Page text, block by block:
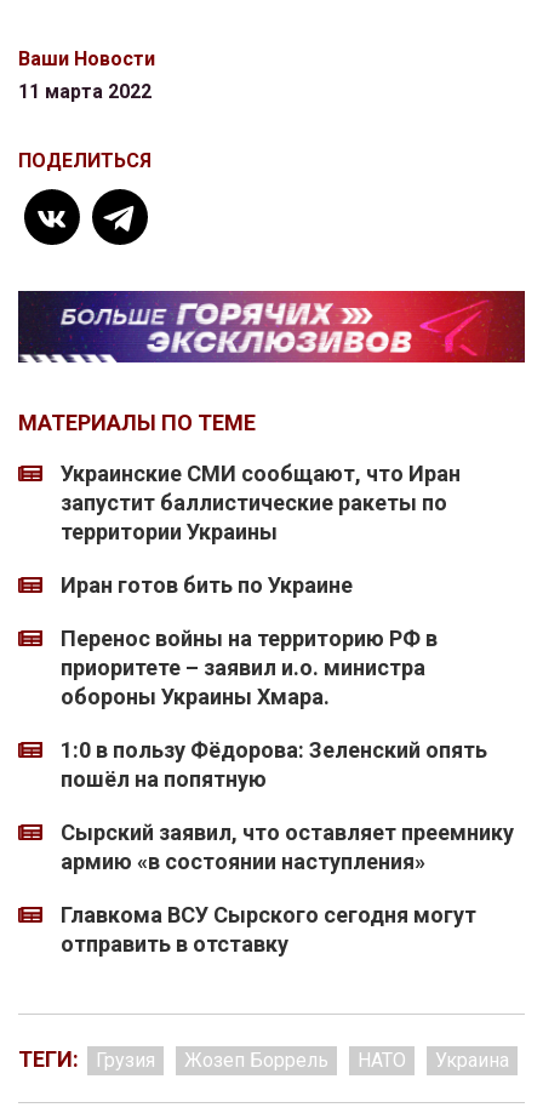
Ваши Новости
11 марта 2022
ПОДЕЛИТЬСЯ
МАТЕРИАЛЫ ПО ТЕМЕ
Украинские СМИ сообщают, что Иран
запустит баллистические ракеты по
территории Украины
Иран готов бить по Украине
Перенос войны на территорию РФ в
приоритете – заявил и.о. министра
обороны Украины Хмара.
1:0 в пользу Фёдорова: Зеленский опять
пошёл на попятную
Сырский заявил, что оставляет преемнику
армию «в состоянии наступления»
Главкома ВСУ Сырского сегодня могут
отправить в отставку
ТЕГИ: Грузия Жозеп Боррель НАТО Украина